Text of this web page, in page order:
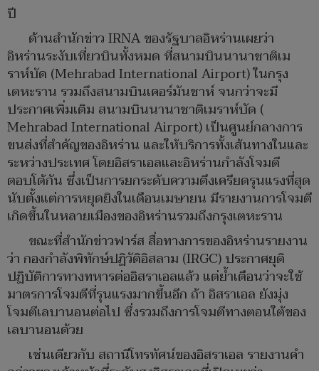
ปี
ด้านสำนักข่าว IRNA ของรัฐบาลอิหร่านเผยว่า
อิหร่านระงับเที่ยวบินทั้งหมด ที่สนามบินนานาชาติเม
ราห์บัด (Mehrabad International Airport) ในกรุง
เตหะราน รวมถึงสนามบินเคอร์มันชาห์ จนกว่าจะมี
ประกาศเพิ่มเติม สนามบินนานาชาติเมราห์บัด (
Mehrabad International Airport) เป็นศูนย์กลางการ
ขนส่งที่สำคัญของอิหร่าน และให้บริการทั้งเส้นทางในและ
ระหว่างประเทศ โดยอิสราเอลและอิหร่านกำลังโจมตี
ตอบโต้กัน ซึ่งเป็นการยกระดับความตึงเครียดรุนแรงที่สุด
นับตั้งแต่การหยุดยิงในเดือนเมษายน มีรายงานการโจมตี
เกิดขึ้นในหลายเมืองของอิหร่านรวมถึงกรุงเตหะราน
ขณะที่สำนักข่าวฟาร์ส สื่อทางการของอิหร่านรายงาน
ว่า กองกำลังพิทักษ์ปฏิวัติอิสลาม (IRGC) ประกาศยุติ
ปฏิบัติการทางทหารต่ออิสราเอลแล้ว แต่ย้ำเตือนว่าจะใช้
มาตรการโจมตีที่รุนแรงมากขึ้นอีก ถ้า อิสราเอล ยังมุ่ง
โจมตีเลบานอนต่อไป ซึ่งรวมถึงการโจมตีทางตอนใต้ของ
เลบานอนด้วย
เช่นเดียวกับ สถานีโทรทัศน์ของอิสราเอล รายงานคำ